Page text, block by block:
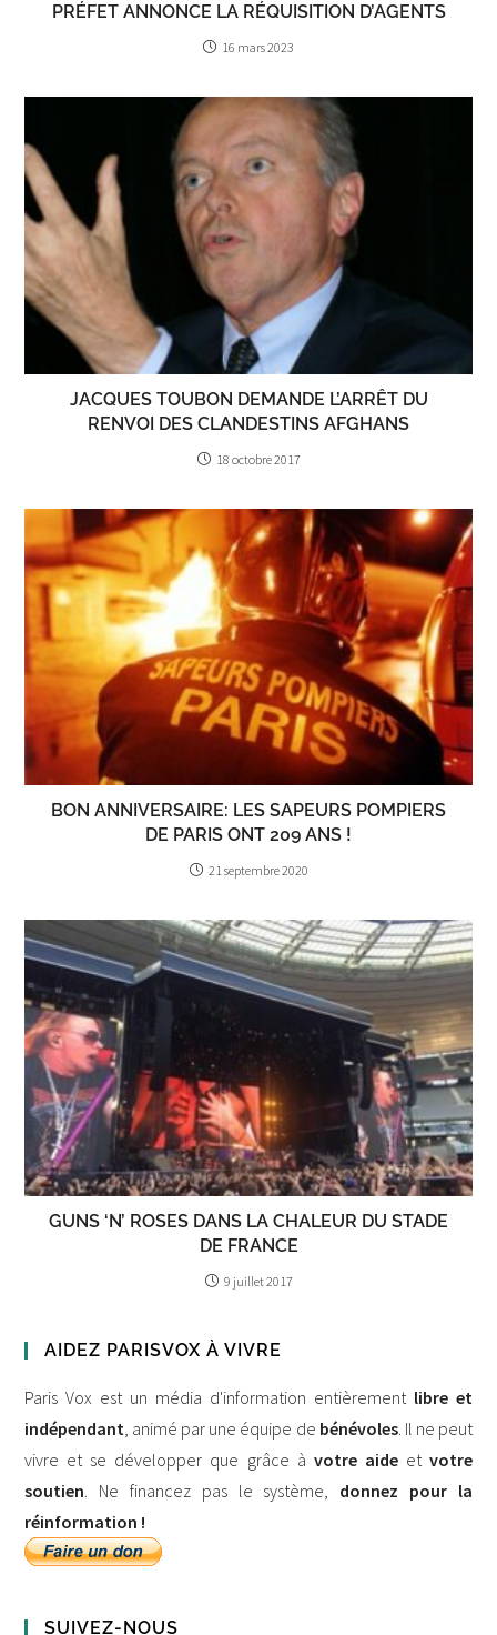
PRÉFET ANNONCE LA RÉQUISITION D’AGENTS
16 mars 2023
JACQUES TOUBON DEMANDE L’ARRÊT DU
RENVOI DES CLANDESTINS AFGHANS
18 octobre 2017
BON ANNIVERSAIRE: LES SAPEURS POMPIERS
DE PARIS ONT 209 ANS !
21 septembre 2020
GUNS ‘N’ ROSES DANS LA CHALEUR DU STADE
DE FRANCE
9 juillet 2017
AIDEZ PARISVOX À VIVRE
Paris Vox est un média d'information entièrement libre et
indépendant, animé par une équipe de bénévoles. Il ne peut
vivre et se développer que grâce à votre aideet votre
soutien. Ne financez pas le système, donnez pour la
réinformation !
SUIVEZ-NOUS